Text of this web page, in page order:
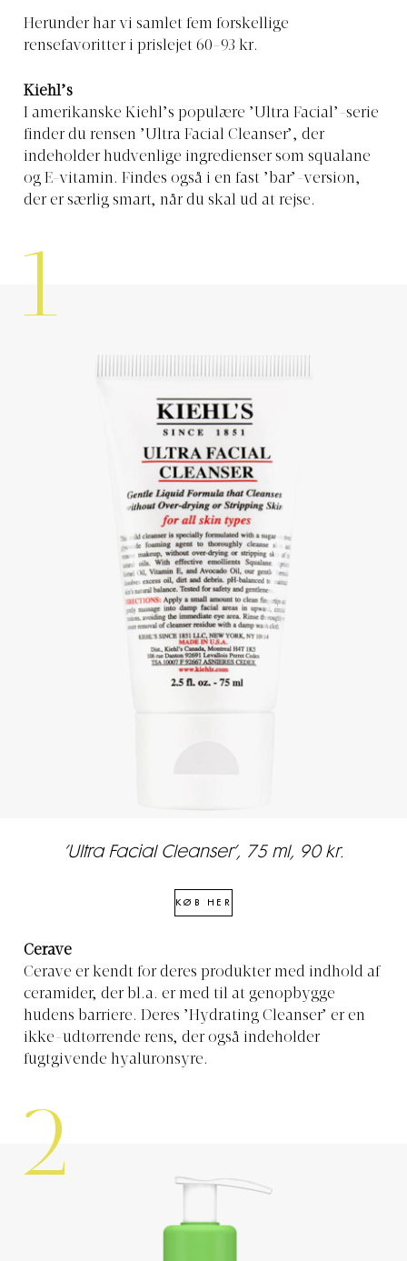
Herunder har vi samlet fem forskellige
rensefavoritter i prislejet 60-93 kr.
Kiehl’s
I amerikanske Kiehl’s populære ’Ultra Facial’-serie
finder du rensen ’Ultra Facial Cleanser’, der
indeholder hudvenlige ingredienser som squalane
og E-vitamin. Findes også i en fast ’bar’-version,
der er særlig smart, når du skal ud at rejse.
1
’Ultra Facial Cleanser’, 75 ml, 90 kr.
KØB HER
Cerave
Cerave er kendt for deres produkter med indhold af
ceramider, der bl.a. er med til at genopbygge
hudens barriere. Deres ’Hydrating Cleanser’ er en
ikke-udtørrende rens, der også indeholder
fugtgivende hyaluronsyre.
2